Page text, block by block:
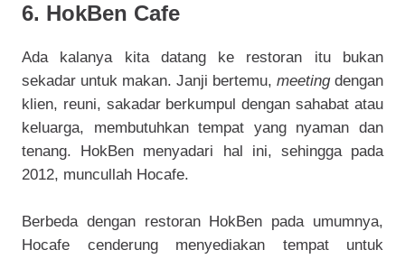
6. HokBen Cafe
Ada kalanya kita datang ke restoran itu bukan
sekadar untuk makan. Janji bertemu, meetingdengan
klien, reuni, sakadar berkumpul dengan sahabat atau
keluarga, membutuhkan tempat yang nyaman dan
tenang. HokBen menyadari hal ini, sehingga pada
2012, muncullah Hocafe.
Berbeda dengan restoran HokBen pada umumnya,
Hocafe cenderung menyediakan tempat untuk